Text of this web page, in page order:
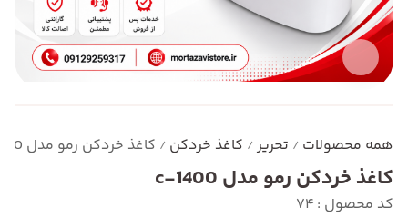
همه محصولات / تحریر / کاغذ خردکن / کاغذ خردکن رمو مدل c-1400
کاغذ خردکن رمو مدل c-1400
کد محصول : 74